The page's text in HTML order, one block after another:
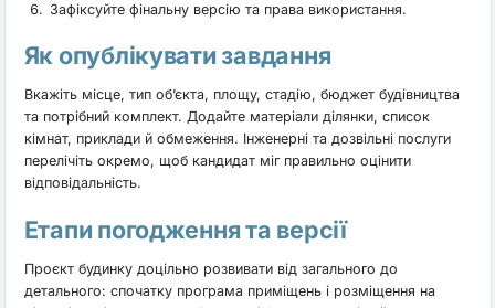
Зафіксуйте фінальну версію та права використання.
Як опублікувати завдання
Вкажіть місце, тип об’єкта, площу, стадію, бюджет будівництва
та потрібний комплект. Додайте матеріали ділянки, список
кімнат, приклади й обмеження. Інженерні та дозвільні послуги
перелічіть окремо, щоб кандидат міг правильно оцінити
відповідальність.
Етапи погодження та версії
Проєкт будинку доцільно розвивати від загального до
детального: спочатку програма приміщень і розміщення на